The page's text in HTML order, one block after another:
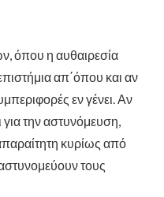
όπου η αυθαιρεσία
απ΄όπου και αν
εν γένει. Αν
για την αστυνόμευση,
κυρίως από
τους